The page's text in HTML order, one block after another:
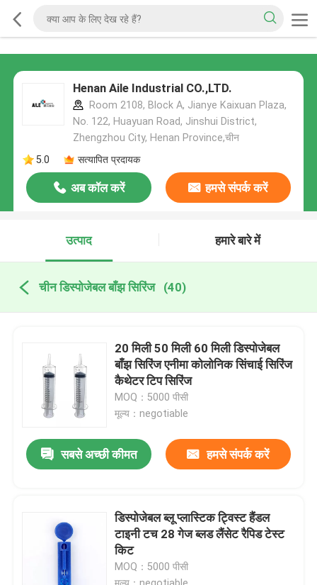
Henan Aile Industrial CO.,LTD.
Room 2108, Block A, Jianye Kaixuan Plaza,
No. 122, Huayuan Road, Jinshui District,
Zhengzhou City, Henan Province,चीन
5.0
सत्यापित प्रदायक
अब कॉल करें हमसे संपर्क करें
उत्पाद हमारे बारे में
चीन डिस्पोजेबल बाँझ सिरिंज (40)
20 मिली 50 मिली 60 मिली डिस्पोजेबल
बाँझ सिरिंज एनीमा कोलोनिक सिंचाई सिरिंज
कैथेटर टिप सिरिंज
MOQ：5000 पीसी
मूल्य：negotiable
सबसे अच्छी कीमत हमसे संपर्क करें
डिस्पोजेबल ब्लू प्लास्टिक ट्विस्ट हैंडल
टाइनी टच 28 गेज ब्लड लैंसेट रैपिड टेस्ट
किट
MOQ：5000 पीसी
मूल्य：negotiable